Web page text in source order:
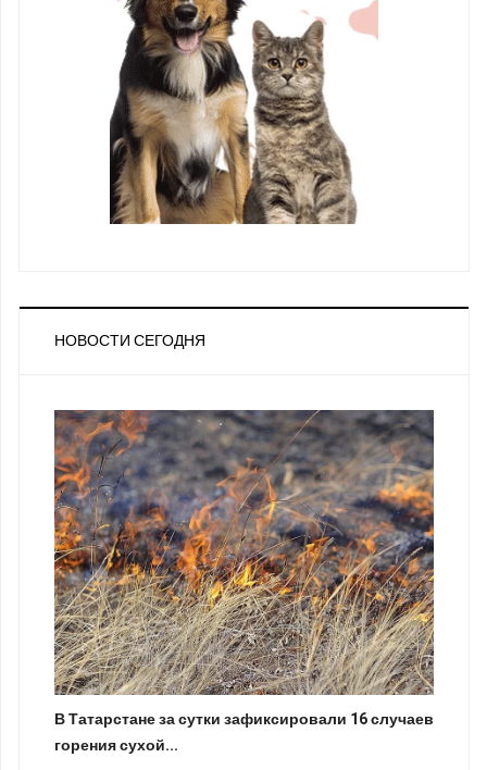
НОВОСТИ СЕГОДНЯ
В Татарстане за сутки зафиксировали 16 случаев
горения сухой...